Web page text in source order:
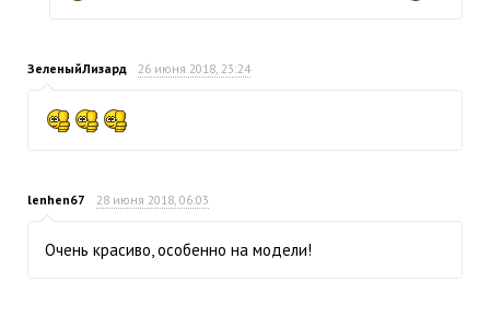
ЗеленыйЛизард 26 июня 2018, 23:24
lenhen67 28 июня 2018, 06:03
Очень красиво, особенно на модели!